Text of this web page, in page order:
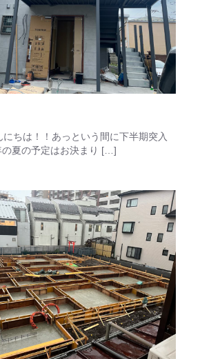
ちは！！あっという間に下半期突入
夏の予定はお決まり […]